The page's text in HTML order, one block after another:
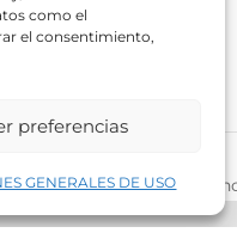
como el
el consentimiento,
preferencias
GENERALES DE USO
todos los